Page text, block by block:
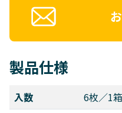
製品仕様
入数
6枚／1箱